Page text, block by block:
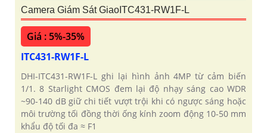
Camera Giám Sát GiaoITC431-RW1F-L
Giá : 5%-35%
ITC431-RW1F-L
DHI-ITC431-RW1F-L ghi lại hình ảnh 4MP từ cảm biến
1/1. 8 Starlight CMOS đem lại độ nhạy sáng cao WDR
~90-140 dB giữ chi tiết vượt trội khi có ngược sáng hoặc
môi trường tối đồng thời ống kính zoom động 10-50 mm
khẩu độ tối đa ≈ F1